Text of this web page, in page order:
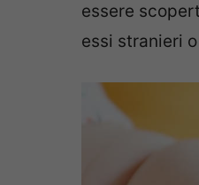
essere
essi stranieri